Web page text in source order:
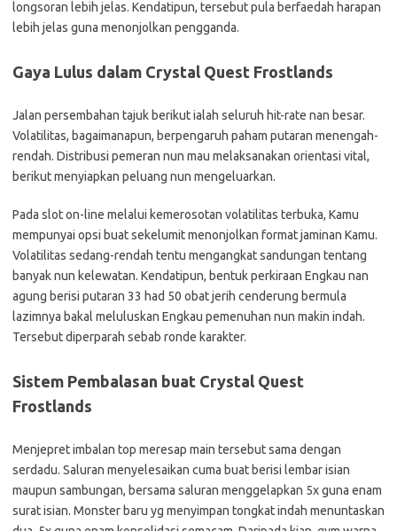
longsoran lebih jelas. Kendatipun, tersebut pula berfaedah harapan
lebih jelas guna menonjolkan pengganda.
Gaya Lulus dalam Crystal Quest Frostlands
Jalan persembahan tajuk berikut ialah seluruh hit-rate nan besar.
Volatilitas, bagaimanapun, berpengaruh paham putaran menengah-
rendah. Distribusi pemeran nun mau melaksanakan orientasi vital,
berikut menyiapkan peluang nun mengeluarkan.
Pada slot on-line melalui kemerosotan volatilitas terbuka, Kamu
mempunyai opsi buat sekelumit menonjolkan format jaminan Kamu.
Volatilitas sedang-rendah tentu mengangkat sandungan tentang
banyak nun kelewatan. Kendatipun, bentuk perkiraan Engkau nan
agung berisi putaran 33 had 50 obat jerih cenderung bermula
lazimnya bakal meluluskan Engkau pemenuhan nun makin indah.
Tersebut diperparah sebab ronde karakter.
Sistem Pembalasan buat Crystal Quest
Frostlands
Menjepret imbalan top meresap main tersebut sama dengan
serdadu. Saluran menyelesaikan cuma buat berisi lembar isian
maupun sambungan, bersama saluran menggelapkan 5x guna enam
surat isian. Monster baru yg menyimpan tongkat indah menuntaskan